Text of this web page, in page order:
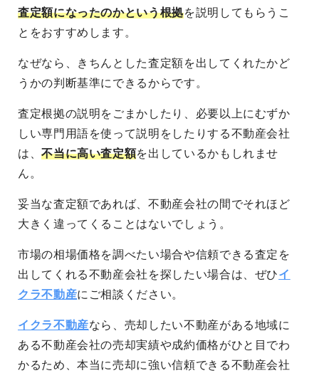
査定額になったのかという根拠を説明してもらうこ
とをおすすめします。
なぜなら、きちんとした査定額を出してくれたかど
うかの判断基準にできるからです。
査定根拠の説明をごまかしたり、必要以上にむずか
しい専門用語を使って説明をしたりする不動産会社
は、不当に高い査定額を出しているかもしれませ
ん。
妥当な査定額であれば、不動産会社の間でそれほど
大きく違ってくることはないでしょう。
市場の相場価格を調べたい場合や信頼できる査定を
出してくれる不動産会社を探したい場合は、ぜひイ
クラ不動産にご相談ください。
イクラ不動産なら、売却したい不動産がある地域に
ある不動産会社の売却実績や成約価格がひと目でわ
かるため、本当に売却に強い信頼できる不動産会社